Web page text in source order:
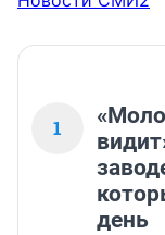
1
день